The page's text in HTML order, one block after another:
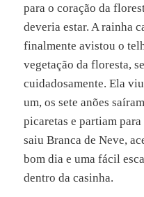
para o coração da
deveria estar. A rainha
finalmente avistou o
vegetação da floresta,
cuidadosamente. Ela
um, os sete anões
picaretas e partiam
saiu Branca de Neve,
bom dia e uma fácil
dentro da casinha.